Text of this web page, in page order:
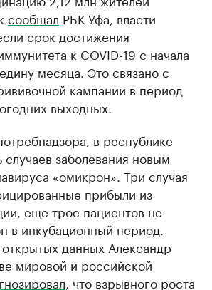
сообщал РБК Уфа, власти
срок достижения
к COVID-19 с начала
месяца. Это связано с
кампании в период
выходных.
в республике
заболевания новым
«омикрон». Три случая
прибыли из
еще трое пациентов не
в инкубационный период.
данных Александр
мировой и российской
, что взрывного роста